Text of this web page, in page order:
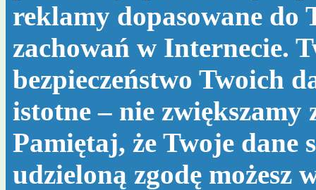
reklamy dopasowane do
zachowań w Internecie.
bezpieczeństwo Twoich
istotne – nie
Pamiętaj, że Twoje dane
udzieloną zgodę możesz